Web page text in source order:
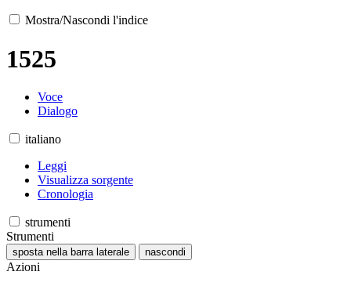
Mostra/Nascondi l'indice
1525
Voce
Dialogo
italiano
Leggi
Visualizza sorgente
Cronologia
strumenti
Strumenti
sposta nella barra laterale nascondi
Azioni